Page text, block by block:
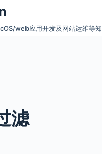
web应用开发及网站运维等
滤